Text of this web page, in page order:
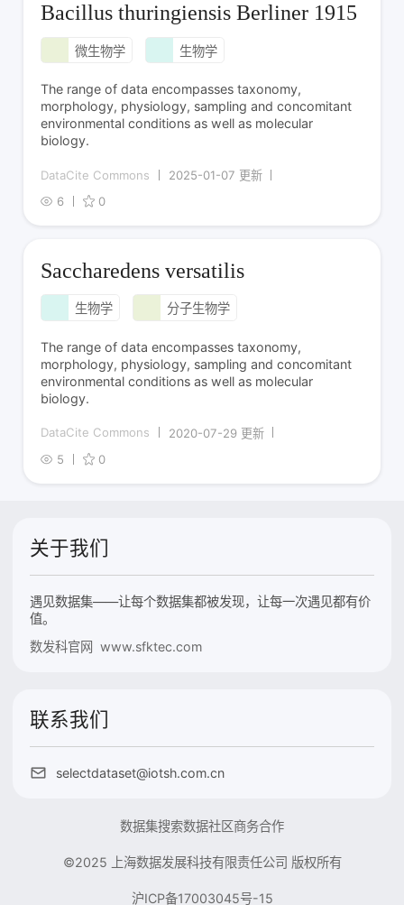
Bacillus thuringiensis Berliner 1915
微生物学 生物学
The range of data encompasses taxonomy,
morphology, physiology, sampling and concomitant
environmental conditions as well as molecular
biology.
DataCite Commons
2025-01-07 更新
6
0
Saccharedens versatilis
生物学 分子生物学
The range of data encompasses taxonomy,
morphology, physiology, sampling and concomitant
environmental conditions as well as molecular
biology.
DataCite Commons
2020-07-29 更新
5
0
关于我们
遇见数据集——让每个数据集都被发现，让每一次遇见都有价
值。
数发科官网 www.sfktec.com
联系我们
selectdataset@iotsh.com.cn
数据集搜索数据社区商务合作
©2025 上海数据发展科技有限责任公司 版权所有
沪ICP备17003045号-15